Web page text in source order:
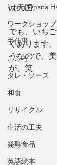
Living Ohana
ワークショップ
手仕事
こころ
タレ・ソース
和食
リサイクル
生活の工夫
発酵食品
英語絵本
は天国。
でも、いち
くあります
うなので、
が。笑